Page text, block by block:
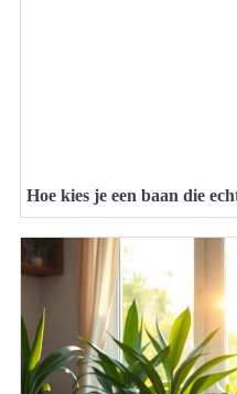
Hoe kies je een baan die